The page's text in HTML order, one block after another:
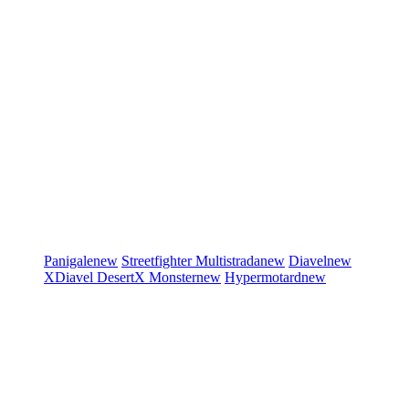
Panigalenew StreetfighterMultistradanew Diavelnew
XDiavel DesertX Monsternew Hypermotardnew